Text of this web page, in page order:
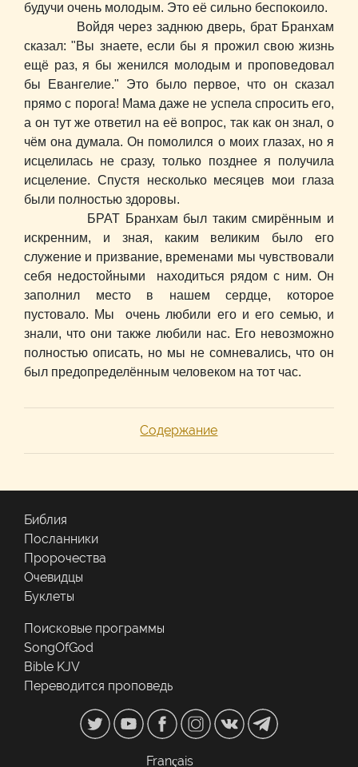
будучи очень молодым. Это её сильно беспокоило.
Войдя через заднюю дверь, брат Бранхам
сказал: "Вы знаете, если бы я прожил свою жизнь
ещё раз, я бы женился молодым и проповедовал
бы Евангелие." Это было первое, что он сказал
прямо с порога! Мама даже не успела спросить его,
а он тут же ответил на её вопрос, так как он знал, о
чём она думала. Он помолился о моих глазах, но я
исцелилась не сразу, только позднее я получила
исцеление. Спустя несколько месяцев мои глаза
были полностью здоровы.
БРАТ Бранхам был таким смирённым и
искренним, и зная, каким великим было его
служение и призвание, временами мы чувствовали
себя недостойными находиться рядом с ним. Он
заполнил место в нашем сердце, которое
пустовало. Мы очень любили его и его семью, и
знали, что они также любили нас. Его невозможно
полностью описать, но мы не сомневались, что он
был предопределённым человеком на тот час.
Содержание
Библия
Посланники
Пророчества
Очевидцы
Буклеты
Поисковые программы
SongOfGod
Bible KJV
Переводится проповедь
Français